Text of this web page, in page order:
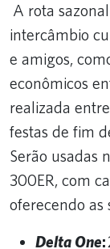
A rota
intercâmbio
e amigos,
econômicos
realizada
festas de fim
Serão usadas
300ER, com
oferecendo as
Delta One: